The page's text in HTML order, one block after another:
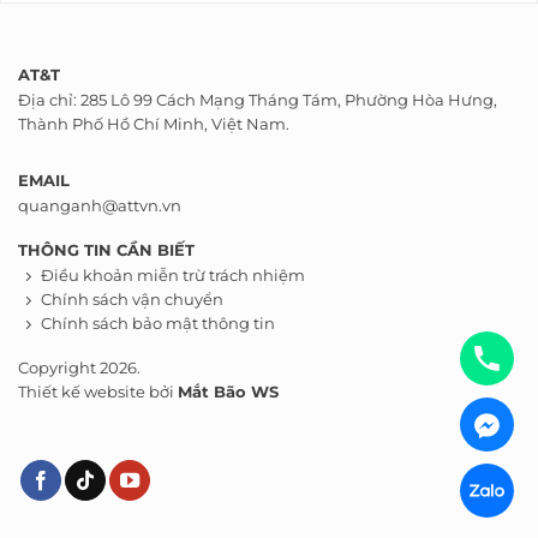
AT&T
Địa chỉ: 285 Lô 99 Cách Mạng Tháng Tám, Phường Hòa Hưng,
Thành Phố Hồ Chí Minh, Việt Nam.
EMAIL
quanganh@attvn.vn
THÔNG TIN CẦN BIẾT
Điều khoản miễn trừ trách nhiệm
Chính sách vận chuyển
Chính sách bảo mật thông tin
Copyright 2026.
Thiết kế website bởi Mắt Bão WS